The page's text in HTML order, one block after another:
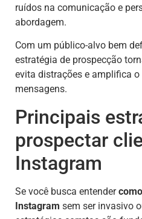
ruídos na comunicação e
abordagem.
Com um público-alvo bem
estratégia de prospecção
evita distrações e amplifica
mensagens.
Principais
prospectar
Instagram
Se você busca entender
Instagram sem ser invasivo